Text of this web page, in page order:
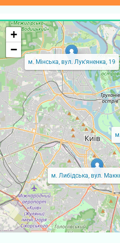
м. Мінська, вул. Лук'яненка, 19
м. Либідська, вул.
+
−